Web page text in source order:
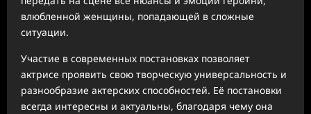
влюбленной женщины, попадающей в сложные
ситуации.
Участие в современных постановках позволяет
актрисе проявить свою творческую универсальность и
разнообразие актерских способностей. Её постановки
всегда интересны и актуальны, благодаря чему она